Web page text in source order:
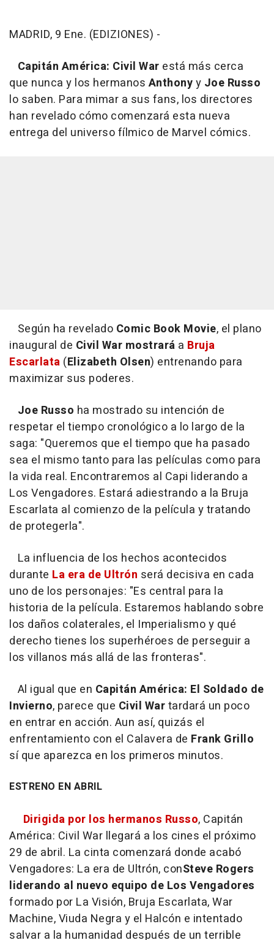
MADRID, 9 Ene. (EDIZIONES) -
Capitán América: Civil War está más cerca
que nunca y los hermanos Anthonyy Joe Russo
lo saben. Para mimar a sus fans, los directores
han revelado cómo comenzará esta nueva
entrega del universo fílmico de Marvel cómics.
Según ha revelado Comic Book Movie, el plano
inaugural de Civil War mostrará a Bruja
Escarlata (Elizabeth Olsen) entrenando para
maximizar sus poderes.
Joe Russo ha mostrado su intención de
respetar el tiempo cronológico a lo largo de la
saga: "Queremos que el tiempo que ha pasado
sea el mismo tanto para las películas como para
la vida real. Encontraremos al Capi liderando a
Los Vengadores. Estará adiestrando a la Bruja
Escarlata al comienzo de la película y tratando
de protegerla".
La influencia de los hechos acontecidos
durante La era de Ultrón será decisiva en cada
uno de los personajes: "Es central para la
historia de la película. Estaremos hablando sobre
los daños colaterales, el Imperialismo y qué
derecho tienes los superhéroes de perseguir a
los villanos más allá de las fronteras".
Al igual que en Capitán América: El Soldado de
Invierno, parece que Civil Wartardará un poco
en entrar en acción. Aun así, quizás el
enfrentamiento con el Calavera de Frank Grillo
sí que aparezca en los primeros minutos.
ESTRENO EN ABRIL
Dirigida por los hermanos Russo, Capitán
América: Civil War llegará a los cines el próximo
29 de abril. La cinta comenzará donde acabó
Vengadores: La era de Ultrón, conSteve Rogers
liderando al nuevo equipo de Los Vengadores
formado por La Visión, Bruja Escarlata, War
Machine, Viuda Negra y el Halcón e intentado
salvar a la humanidad después de un terrible